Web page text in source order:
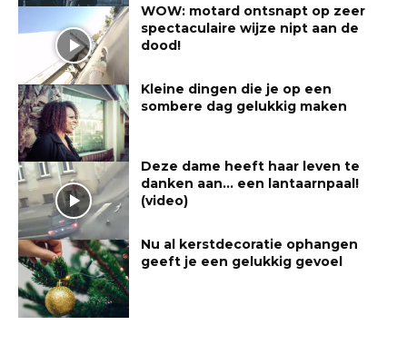
WOW: motard ontsnapt op zeer
spectaculaire wijze nipt aan de
dood!
Kleine dingen die je op een
sombere dag gelukkig maken
Deze dame heeft haar leven te
danken aan… een lantaarnpaal!
(video)
Nu al kerstdecoratie ophangen
geeft je een gelukkig gevoel